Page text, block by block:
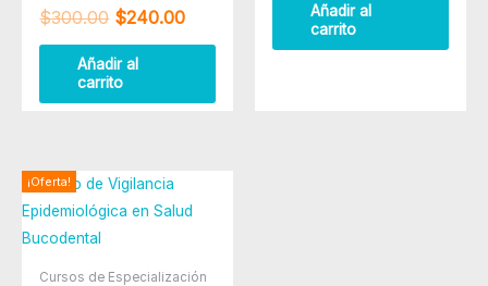
Valorado
con
de
$300.00 $240.00
Añadir al
carrito
Añadir al
carrito
¡Oferta!
Cursos de Especialización
El
precio
original
$450.00.
precio
actual
$360.00.